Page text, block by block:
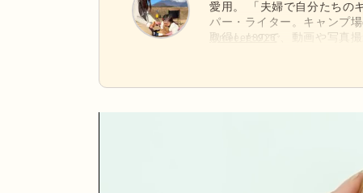
愛用。 「夫婦で自分たちの
パー・ライター。キャンプ
取得したので、動画や写真
れキャンプと旅行が趣味で
@meeee8926